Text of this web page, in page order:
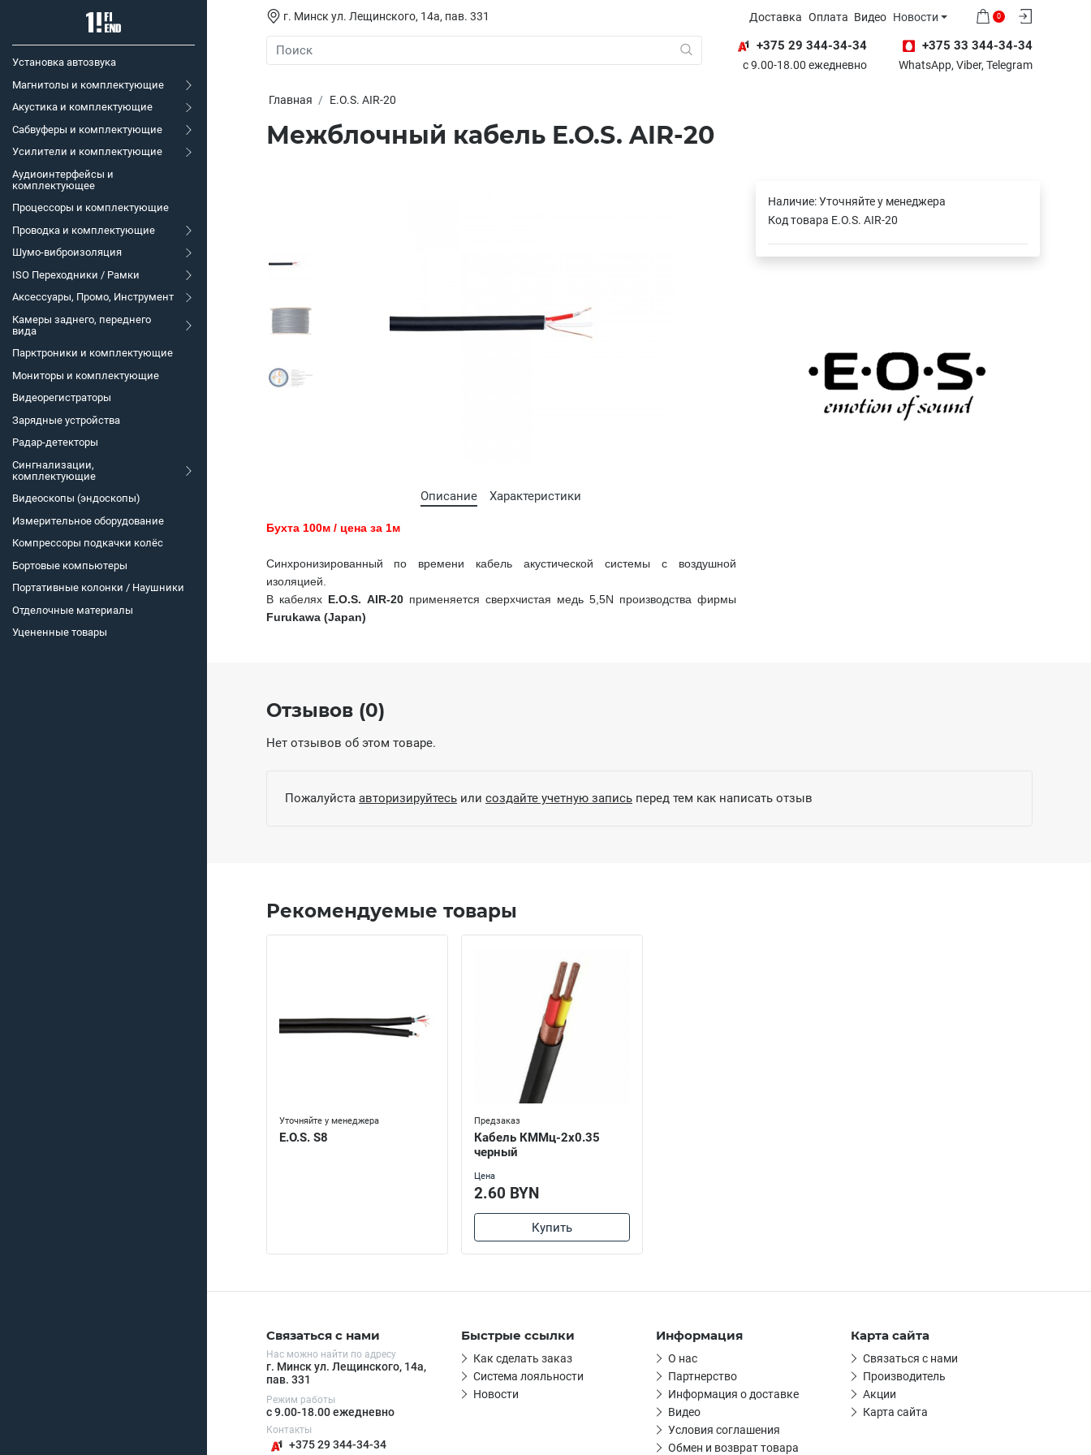
Установка автозвука
Магнитолы и комплектующие
Акустика и комплектующие
Сабвуферы и комплектующие
Усилители и комплектующие
Аудиоинтерфейсы и
комплектующее
Процессоры и комплектующие
Проводка и комплектующие
Шумо-виброизоляция
ISO Переходники / Рамки
Аксессуары, Промо, Инструмент
Камеры заднего, переднего
вида
Парктроники и комплектующие
Мониторы и комплектующие
Видеорегистраторы
Зарядные устройства
Радар-детекторы
Сингнализации,
комплектующие
Видеоскопы (эндоскопы)
Измерительное оборудование
Компрессоры подкачки колёс
Бортовые компьютеры
Портативные колонки / Наушники
Отделочные материалы
Уцененные товары
Доставка Оплата Видео Новости
г. Минск ул. Лещинского, 14а, пав. 331
+375 29 344-34-34
с 9.00-18.00 ежедневно
0
+375 33 344-34-34
WhatsApp, Viber, Telegram
Главная E.O.S. AIR-20
Межблочный кабель E.O.S. AIR-20
Описание Характеристики
Бухта 100м / цена за 1м
Синхронизированный по времени кабель акустической системы с воздушной
изоляцией.
В кабелях E.O.S. AIR-20применяется сверхчистая медь 5,5N производства фирмы
Furukawa (Japan)
Наличие:Уточняйте у менеджера
Код товара E.O.S. AIR-20
Отзывов (0)
Нет отзывов об этом товаре.
Пожалуйста авторизируйтесь или создайте учетную запись перед тем как написать отзыв
Рекомендуемые товары
Уточняйте у менеджера
E.O.S. S8
Предзаказ
Кабель КММц-2х0.35
черный
Цена
2.60 BYN
Купить
Связаться с нами
Нас можно найти по адресу
г. Минск ул. Лещинского, 14а,
пав. 331
Режим работы
с 9.00-18.00 ежедневно
Контакты
+375 29 344-34-34
Быстрые ссылки
Как сделать заказ
Система лояльности
Новости
Информация
О нас
Партнерство
Информация о доставке
Видео
Условия соглашения
Обмен и возврат товара
Карта сайта
Связаться с нами
Производитель
Акции
Карта сайта